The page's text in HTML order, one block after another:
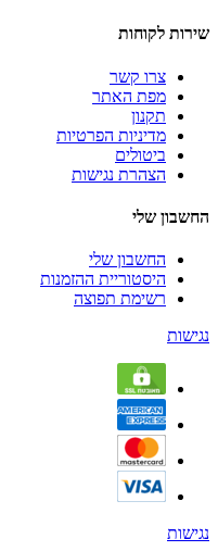
שירות לקוחות
צרו קשר
מפת האתר
תקנון
מדיניות הפרטיות
ביטולים
הצהרת נגישות
החשבון שלי
החשבון שלי
היסטוריית ההזמנות
רשימת תפוצה
נגישות
נגישות